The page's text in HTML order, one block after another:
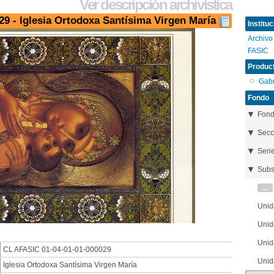
Ver descripción archivística
- Iglesia Ortodoxa Santísima Virgen María
CL AFASIC 01-04-01-01-000029
Iglesia Ortodoxa Santísima Virgen María
FASIC
Fondo
...